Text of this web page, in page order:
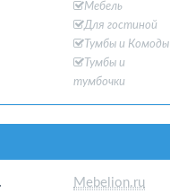
Мебель
Для гостиной
Тумбы и Комоды
Тумбы и
тумбочки
Mebelion.ru